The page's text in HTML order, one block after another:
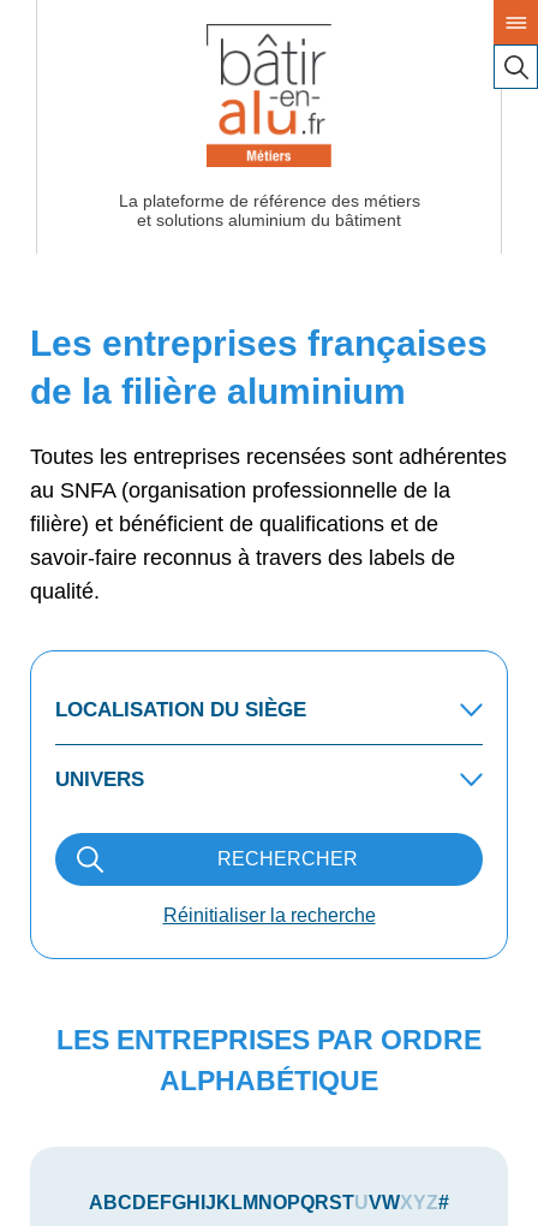
La plateforme de référence des métiers
Les entreprises françaises
de la filière aluminium
Toutes les entreprises recensées sont adhérentes
au SNFA (organisation professionnelle de la
filière) et bénéficient de qualifications et de
savoir-faire reconnus à travers des labels de
qualité.
RECHERCHER
Réinitialiser la recherche
LES ENTREPRISES PAR ORDRE
ALPHABÉTIQUE
A BC D E FGH J KLM NOPQRSTUVWXYZ#